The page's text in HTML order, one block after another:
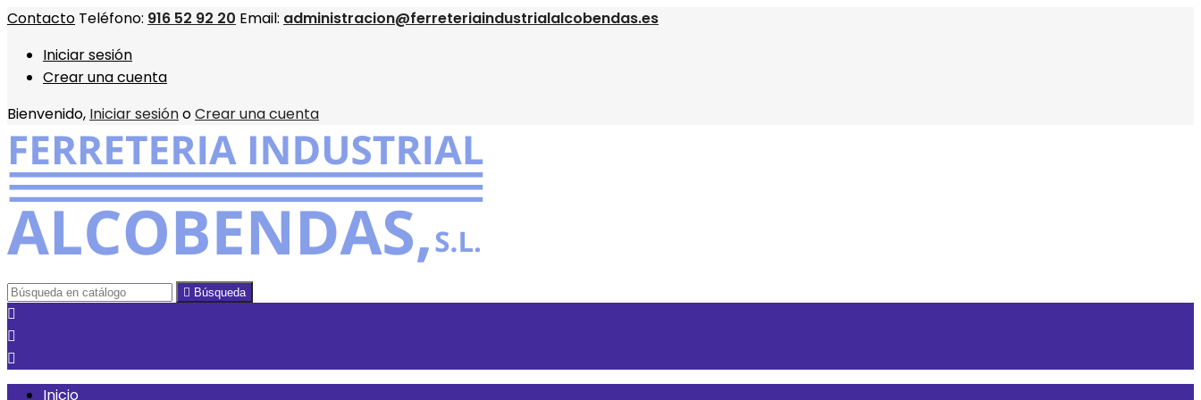
Contacto Teléfono: 916 52 92 20 Email: administracion@ferreteriaindustrialalcobendas.es
Iniciar sesión
Crear una cuenta
Bienvenido, Iniciar sesiónoCrear una cuenta
 Búsqueda



Inicio